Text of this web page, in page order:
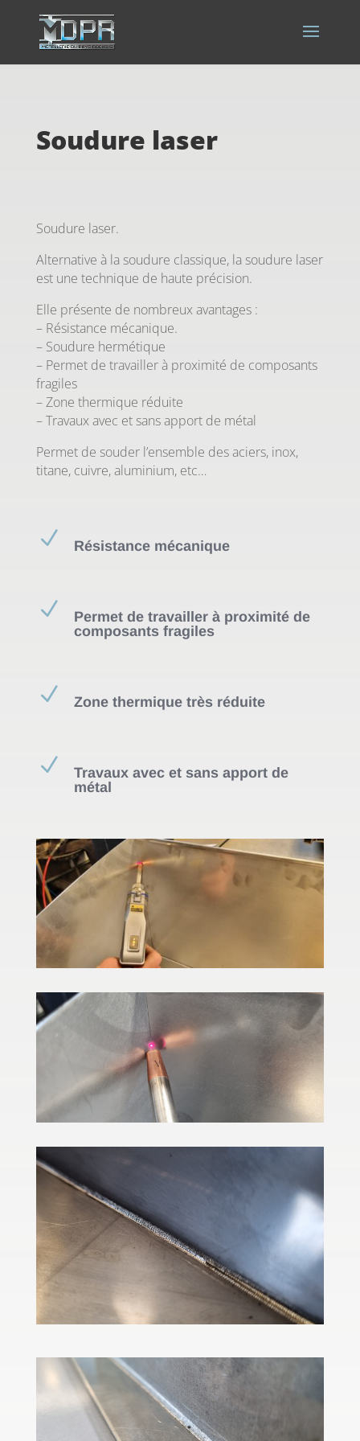
Soudure laser
Soudure laser.
Alternative à la soudure classique, la soudure laser
est une technique de haute précision.
Elle présente de nombreux avantages :
– Résistance mécanique.
– Soudure hermétique
– Permet de travailler à proximité de composants
fragiles
– Zone thermique réduite
– Travaux avec et sans apport de métal
Permet de souder l’ensemble des aciers, inox,
titane, cuivre, aluminium, etc…
N Résistance mécanique
N
Permet de travailler à proximité de
composants fragiles
N Zone thermique très réduite
N
Travaux avec et sans apport de
métal